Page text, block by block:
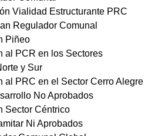
Vialidad Estructurante PRC
Regulador Comunal
Piñeo
al PCR en los Sectores
y Sur
al PRC en el Sector Cerro Alegre
No Aprobados
Sector Céntrico
Ni Aprobados